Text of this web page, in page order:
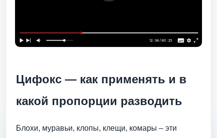
Цифокс — как применять и в
какой пропорции разводить
Блохи, муравьи, клопы, клещи, комары – эти